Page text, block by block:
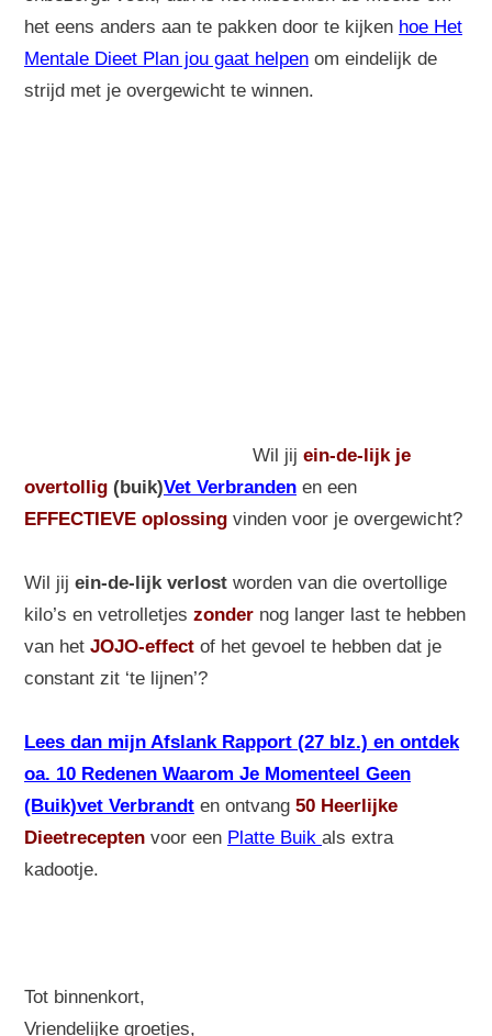
het eens anders aan te pakken door te kijken hoe Het
Mentale Dieet Plan jou gaat helpen om eindelijk de
strijd met je overgewicht te winnen.
Wil jij ein-de-lijk je
overtollig (buik)Vet Verbranden en een
EFFECTIEVE oplossing vinden voor je overgewicht?
Wil jij ein-de-lijk verlost worden van die overtollige
kilo’s en vetrolletjes zonder nog langer last te hebben
van het JOJO-effect of het gevoel te hebben dat je
constant zit ‘te lijnen’?
Lees dan mijn Afslank Rapport (27 blz.) en ontdek
oa. 10 Redenen Waarom Je Momenteel Geen
(Buik)vet Verbrandt en ontvang 50 Heerlijke
Dieetrecepten voor een Platte Buik als extra
kadootje.
Tot binnenkort,
Vriendelijke groetjes,